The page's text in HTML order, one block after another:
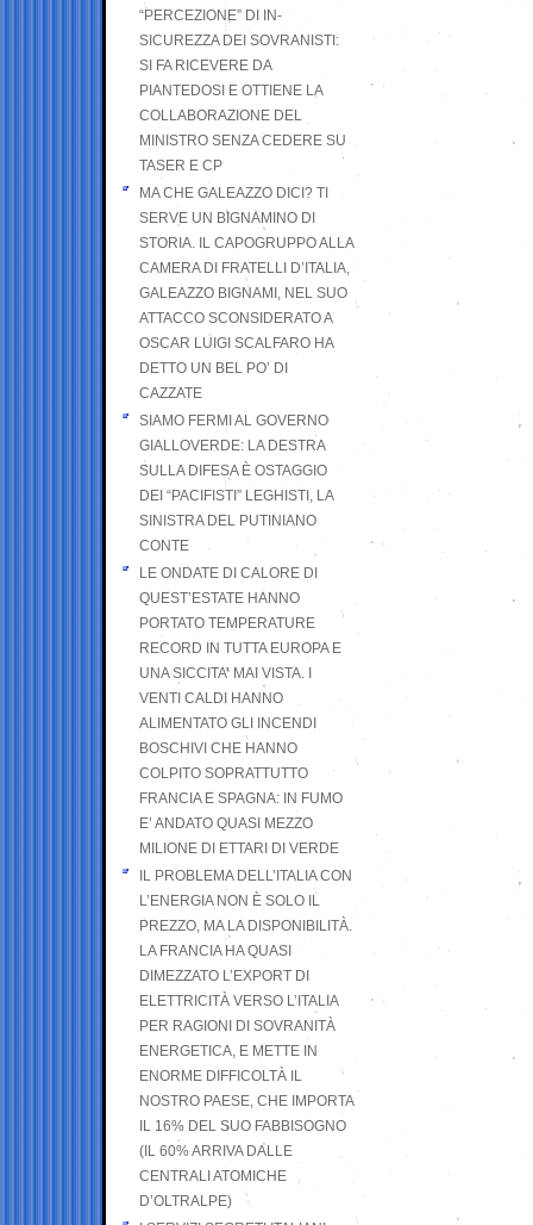
“PERCEZIONE” DI IN-
SICUREZZA DEI SOVRANISTI:
SI FA RICEVERE DA
PIANTEDOSI E OTTIENE LA
COLLABORAZIONE DEL
MINISTRO SENZA CEDERE SU
TASER E CP
MA CHE GALEAZZO DICI? TI
SERVE UN BIGNAMINO DI
STORIA. IL CAPOGRUPPO ALLA
CAMERA DI FRATELLI D’ITALIA,
GALEAZZO BIGNAMI, NEL SUO
ATTACCO SCONSIDERATO A
OSCAR LUIGI SCALFARO HA
DETTO UN BEL PO’ DI
CAZZATE
SIAMO FERMI AL GOVERNO
GIALLOVERDE: LA DESTRA
SULLA DIFESA È OSTAGGIO
DEI “PACIFISTI” LEGHISTI, LA
SINISTRA DEL PUTINIANO
CONTE
LE ONDATE DI CALORE DI
QUEST’ESTATE HANNO
PORTATO TEMPERATURE
RECORD IN TUTTA EUROPA E
UNA SICCITA’ MAI VISTA. I
VENTI CALDI HANNO
ALIMENTATO GLI INCENDI
BOSCHIVI CHE HANNO
COLPITO SOPRATTUTTO
FRANCIA E SPAGNA: IN FUMO
E’ ANDATO QUASI MEZZO
MILIONE DI ETTARI DI VERDE
IL PROBLEMA DELL’ITALIA CON
L’ENERGIA NON È SOLO IL
PREZZO, MA LA DISPONIBILITÀ.
LA FRANCIA HA QUASI
DIMEZZATO L’EXPORT DI
ELETTRICITÀ VERSO L’ITALIA
PER RAGIONI DI SOVRANITÀ
ENERGETICA, E METTE IN
ENORME DIFFICOLTÀ IL
NOSTRO PAESE, CHE IMPORTA
IL 16% DEL SUO FABBISOGNO
(IL 60% ARRIVA DALLE
CENTRALI ATOMICHE
D’OLTRALPE)